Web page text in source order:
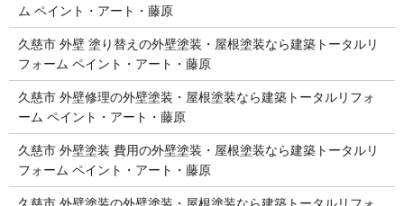
ム ペイント・アート・藤原
久慈市 外壁 塗り替えの外壁塗装・屋根塗装なら建築トータルリ
フォーム ペイント・アート・藤原
久慈市 外壁修理の外壁塗装・屋根塗装なら建築トータルリフォ
ーム ペイント・アート・藤原
久慈市 外壁塗装 費用の外壁塗装・屋根塗装なら建築トータルリ
フォーム ペイント・アート・藤原
久慈市 外壁塗装の外壁塗装・屋根塗装なら建築トータルリフォ